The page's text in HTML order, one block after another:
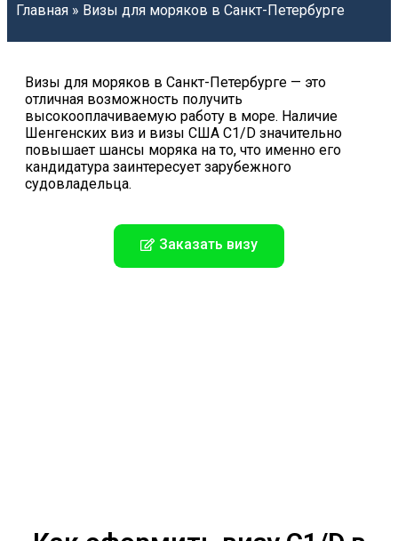
Главная » Визы для моряков в Санкт-Петербурге
Визы для моряков в Санкт-Петербурге — это
отличная возможность получить
высокооплачиваемую работу в море. Наличие
Шенгенских виз и визы США C1/D значительно
повышает шансы моряка на то, что именно его
кандидатура заинтересует зарубежного
судовладельца.
Заказать визу